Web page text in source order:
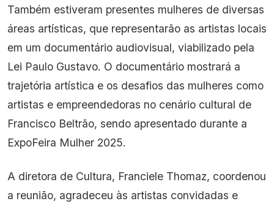
Também estiveram presentes mulheres de diversas
áreas artísticas, que representarão as artistas locais
em um documentário audiovisual, viabilizado pela
Lei Paulo Gustavo. O documentário mostrará a
trajetória artística e os desafios das mulheres como
artistas e empreendedoras no cenário cultural de
Francisco Beltrão, sendo apresentado durante a
ExpoFeira Mulher 2025.
A diretora de Cultura, Franciele Thomaz, coordenou
a reunião, agradeceu às artistas convidadas e